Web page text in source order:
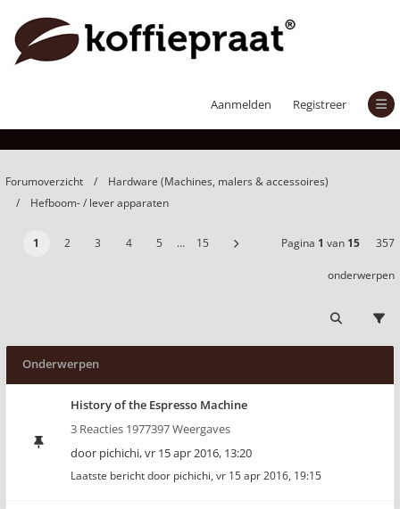
Aanmelden Registreer
Hefboom- / lever apparaten
Forumoverzicht
Hardware (Machines, malers & accessoires)
Hefboom- / lever apparaten
1 2 3 4 5 … 15 Pagina 1 van 15 357
onderwerpen
Onderwerpen
History of the Espresso Machine
3 Reacties 1977397 Weergaves
door pichichi,vr 15 apr 2016, 13:20
Laatste bericht door pichichi, vr 15 apr 2016, 19:15